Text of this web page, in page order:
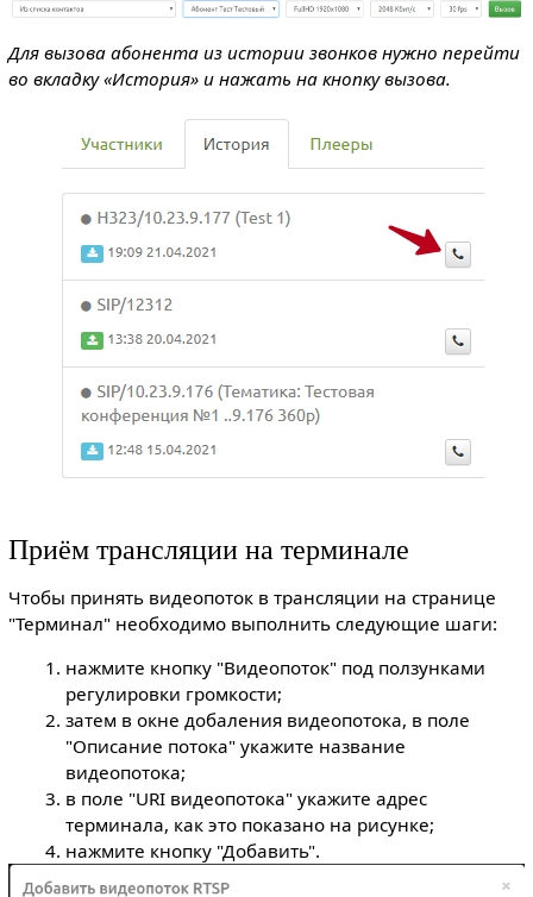
Для вызова абонента из истории звонков нужно перейти
во вкладку «История» и нажать на кнопку вызова.
Приём трансляции на терминале
Чтобы принять видеопоток в трансляции на странице
"Терминал" необходимо выполнить следующие шаги:
нажмите кнопку "Видеопоток" под ползунками
регулировки громкости;
затем в окне добаления видеопотока, в поле
"Описание потока" укажите название
видеопотока;
в поле "URI видеопотока" укажите адрес
терминала, как это показано на рисунке;
нажмите кнопку "Добавить".